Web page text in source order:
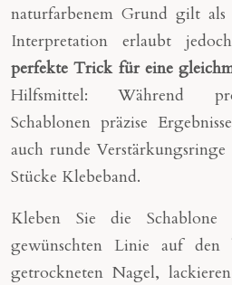
naturfarbenem Grund gilt
Interpretation erlaubt
perfekte Trick für eine
Hilfsmittel: Während
Schablonen präzise
auch runde
Stücke Klebeband.
Kleben Sie die
gewünschten Linie auf den
getrockneten Nagel,